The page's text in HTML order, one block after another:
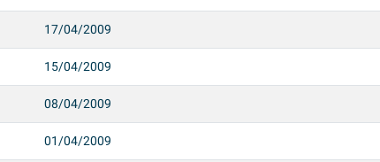
17/04/2009
15/04/2009
08/04/2009
01/04/2009